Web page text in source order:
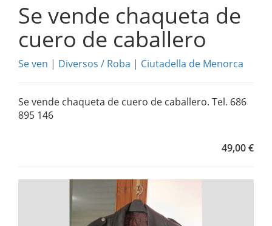
Se vende chaqueta de
cuero de caballero
Se ven | Diversos / Roba | Ciutadella de Menorca
Se vende chaqueta de cuero de caballero. Tel. 686
895 146
49,00 €